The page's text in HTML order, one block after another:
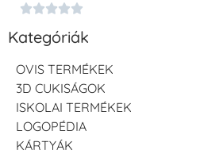

Kategóriák
OVIS TERMÉKEK
3D CUKISÁGOK
ISKOLAI TERMÉKEK
LOGOPÉDIA
KÁRTYÁK